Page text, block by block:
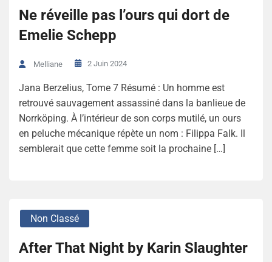
Ne réveille pas l’ours qui dort de
Emelie Schepp
Melliane 2 Juin 2024
Jana Berzelius, Tome 7 Résumé : Un homme est
retrouvé sauvagement assassiné dans la banlieue de
Norrköping. À l’intérieur de son corps mutilé, un ours
en peluche mécanique répète un nom : Filippa Falk. Il
semblerait que cette femme soit la prochaine […]
Non Classé
After That Night by Karin Slaughter